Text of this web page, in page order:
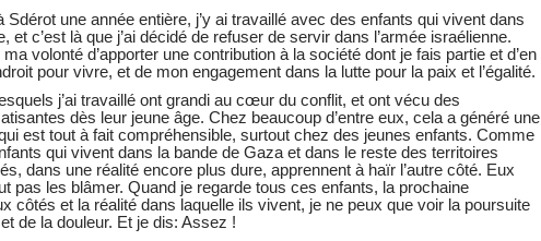
Sdérot une année entière, j’y ai travaillé avec des enfants qui vivent dans
et c’est là que j’ai décidé de refuser de servir dans l’armée israélienne.
volonté d’apporter une contribution à la société dont je fais partie et d’en
pour vivre, et de mon engagement dans la lutte pour la paix et l’égalité.
j’ai travaillé ont grandi au cœur du conflit, et ont vécu des
dès leur jeune âge. Chez beaucoup d’entre eux, cela a généré une
est tout à fait compréhensible, surtout chez des jeunes enfants. Comme
qui vivent dans la bande de Gaza et dans le reste des territoires
dans une réalité encore plus dure, apprennent à haïr l’autre côté. Eux
pas les blâmer. Quand je regarde tous ces enfants, la prochaine
côtés et la réalité dans laquelle ils vivent, je ne peux que voir la poursuite
de la douleur. Et je dis: Assez !